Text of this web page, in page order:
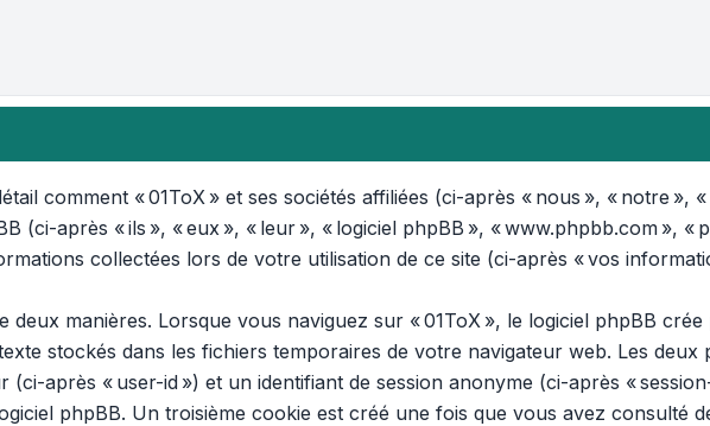
comment « 01ToX » et ses sociétés affiliées (ci-après « nous », « notre », «
(ci-après « ils », « eux », « leur », « logiciel phpBB », « www.phpbb.com », «
collectées lors de votre utilisation de ce site (ci-après « vos
deux manières. Lorsque vous naviguez sur « 01ToX », le logiciel phpBB
stockés dans les fichiers temporaires de votre navigateur web. Les deux
après « user-id ») et un identifiant de session anonyme (ci-après «
phpBB. Un troisième cookie est créé une fois que vous avez consulté